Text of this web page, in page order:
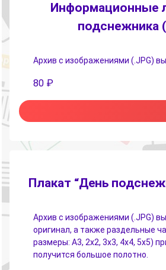
Информационные
подснежника
Архив с изображениями (.JPG)
80 ₽
Плакат “День
Архив с изображениями (.JPG)
оригинал, а также раздельные
размеры: А3, 2х2, 3х3, 4х4, 5х5)
получится большое полотно.